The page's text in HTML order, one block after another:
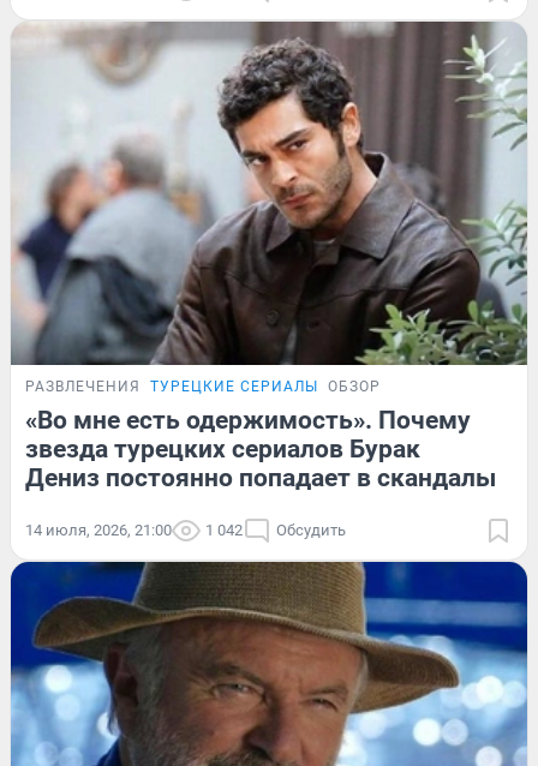
РАЗВЛЕЧЕНИЯ ТУРЕЦКИЕ СЕРИАЛЫ ОБЗОР
«Во мне есть одержимость». Почему
звезда турецких сериалов Бурак
Дениз постоянно попадает в скандалы
14 июля, 2026, 21:00 1 042 Обсудить